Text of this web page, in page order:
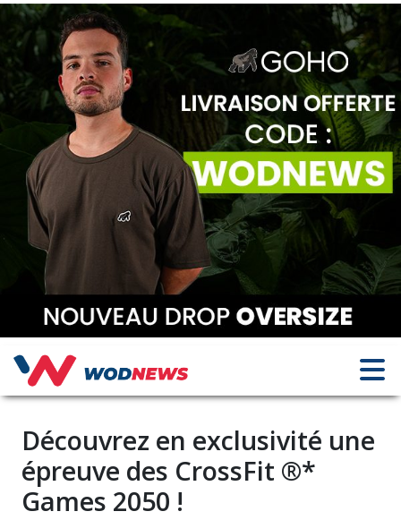
Découvrez en exclusivité une
épreuve des CrossFit ®*
Games 2050 !